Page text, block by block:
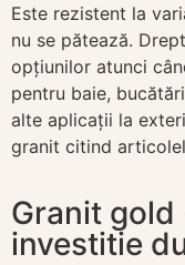
Este rezistent la
nu se pătează.
opțiunilor atunci
pentru baie,
alte aplicații la
granit citind
Granit gold
investitie